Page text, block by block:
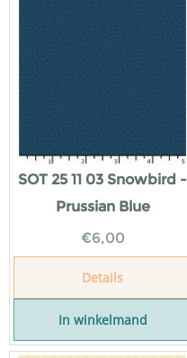
SOT 25 11 03 Snowbird -
Prussian Blue
€6,00
Details
In winkelmand